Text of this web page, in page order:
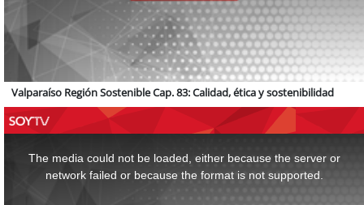
Valparaíso Región Sostenible Cap. 83: Calidad, ética y sostenibilidad
The media could not be loaded, either because the server or
network failed or because the format is not supported.